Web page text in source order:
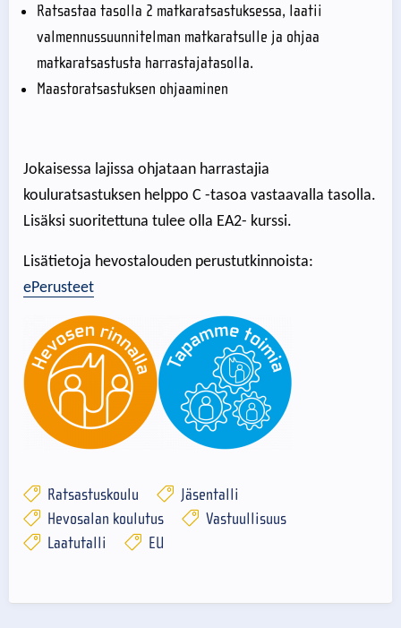
Ratsastaa tasolla 2 matkaratsastuksessa, laatii
valmennussuunnitelman matkaratsulle ja ohjaa
matkaratsastusta harrastajatasolla.
Maastoratsastuksen ohjaaminen
Jokaisessa lajissa ohjataan harrastajia
kouluratsastuksen helppo C -tasoa vastaavalla tasolla.
Lisäksi suoritettuna tulee olla EA2- kurssi.
Lisätietoja hevostalouden perustutkinnoista:
ePerusteet
Ratsastuskoulu
Jäsentalli
Hevosalan koulutus
Vastuullisuus
Laatutalli
EU